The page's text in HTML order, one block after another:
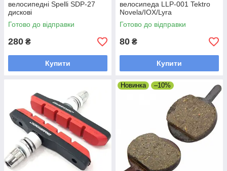
велосипедні Spelli SDP-27
дискові
Готово до відправки
280 ₴
Купити
велосипеда LLP-001 Tektro
Novela/IOX/Lyra
Готово до відправки
80 ₴
Купити
Новинка –10%